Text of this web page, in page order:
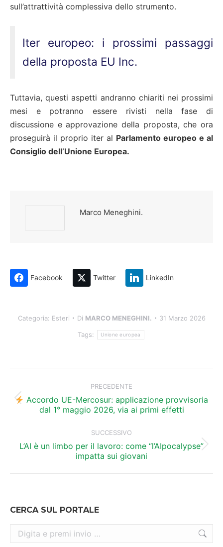
sull’attrattività complessiva dello strumento.
Iter europeo: i prossimi passaggi
della proposta EU Inc.
Tuttavia, questi aspetti andranno chiariti nei prossimi
mesi e potranno essere rivisti nella fase di
discussione e approvazione della proposta, che ora
proseguirà il proprio iter al Parlamento europeo e al
Consiglio dell’Unione Europea.
Marco Meneghini.
Facebook Twitter LinkedIn
Categoria: Esteri Di MARCO MENEGHINI. 31 Marzo 2026
Tags: Unione europea
tra
PRECEDENTE
Post
precedente:
Accordo UE-Mercosur: applicazione provvisoria
dal 1° maggio 2026, via ai primi effetti
SUCCESSIVO
Prossimo
post:
L’AI è un limbo per il lavoro: come “l’AIpocalypse”
impatta sui giovani
CERCA SUL PORTALE
Cerca: